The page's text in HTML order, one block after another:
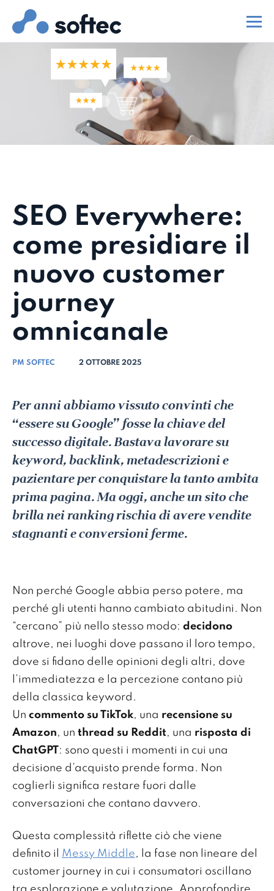
SEO Everywhere:
come presidiare il
nuovo customer
journey
omnicanale
PM SOFTEC 2 OTTOBRE 2025
Per anni abbiamo vissuto convinti che
“essere su Google” fosse la chiave del
successo digitale. Bastava lavorare su
keyword, backlink, metadescrizioni e
pazientare per conquistare la tanto ambita
prima pagina. Ma oggi, anche un sito che
brilla nei ranking rischia di avere vendite
stagnanti e conversioni ferme.
Non perché Google abbia perso potere, ma
perché gli utenti hanno cambiato abitudini. Non
“cercano” più nello stesso modo: decidono
altrove, nei luoghi dove passano il loro tempo,
dove si fidano delle opinioni degli altri, dove
l’immediatezza e la percezione contano più
della classica keyword.
Un commento su TikTok, una recensione su
Amazon, un thread su Reddit, una risposta di
ChatGPT
: sono questi i momenti in cui una
decisione d’acquisto prende forma. Non
coglierli significa restare fuori dalle
conversazioni che contano davvero.
Questa complessità riflette ciò che viene
definito il Messy Middle, la fase non lineare del
customer journey in cui i consumatori oscillano